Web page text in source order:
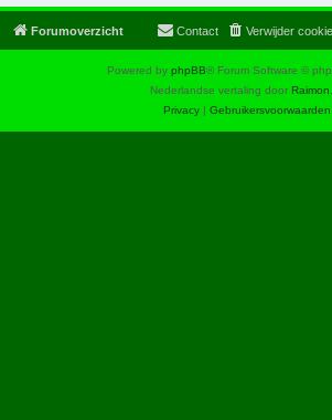
Forumoverzicht Verwijder
Contact
Powered by phpBB® Forum Software ©
Nederlandse vertaling door
Privacy | Gebruikersvoorwaarden